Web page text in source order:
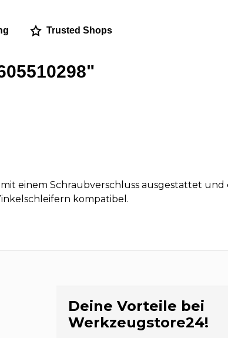
Trusted Shops
einem Schraubverschluss ausgestattet und
kompatibel.
Deine Vorteile bei
Werkzeugstore24!